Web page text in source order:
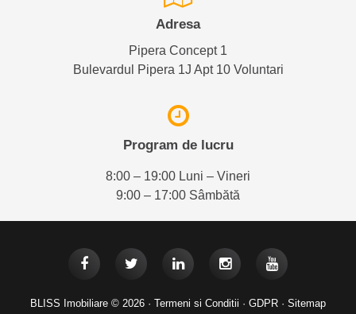
Adresa
Pipera Concept 1
Bulevardul Pipera 1J Apt 10 Voluntari
Program de lucru
8:00 – 19:00 Luni – Vineri
9:00 – 17:00 Sâmbătă
BLISS Imobiliare © 2026 · Termeni si Conditii · GDPR · Sitemap